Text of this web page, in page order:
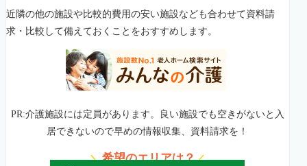
近隣の他の施設や比較的費用の安い施設なども合わせて資料請
求・比較して備えておくことをおすすめします。
PR:介護施設には定員があります。良い施設でも空きがないと入
居できないので早めの情報収集、資料請求を！
＼希望のエリアは？／